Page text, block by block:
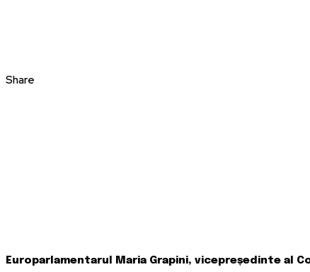
Share
Europarlamentarul Maria Grapini, vicepreședinte al